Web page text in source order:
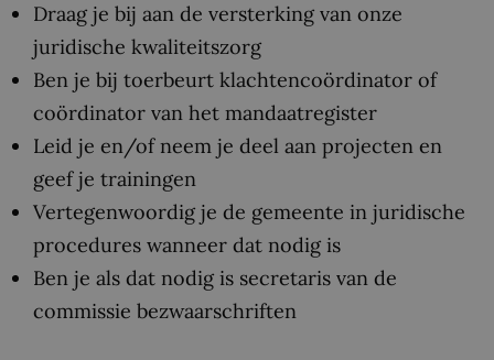
Draag je bij aan de versterking van onze
juridische kwaliteitszorg
Ben je bij toerbeurt klachtencoördinator of
coördinator van het mandaatregister
Leid je en/of neem je deel aan projecten en
geef je trainingen
Vertegenwoordig je de gemeente in juridische
procedures wanneer dat nodig is
Ben je als dat nodig is secretaris van de
commissie bezwaarschriften